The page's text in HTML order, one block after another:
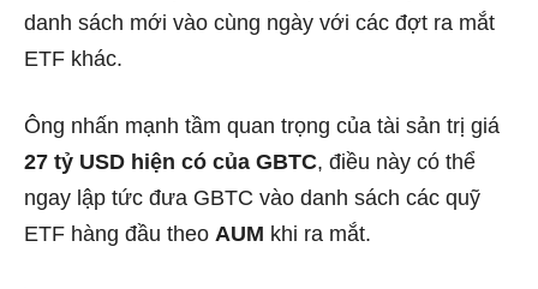
danh sách mới vào cùng ngày với các đợt ra mắt
ETF khác.
Ông nhấn mạnh tầm quan trọng của tài sản trị giá
27 tỷ USD hiện có của GBTC, điều này có thể
ngay lập tức đưa GBTC vào danh sách các quỹ
ETF hàng đầu theo AUM khi ra mắt.